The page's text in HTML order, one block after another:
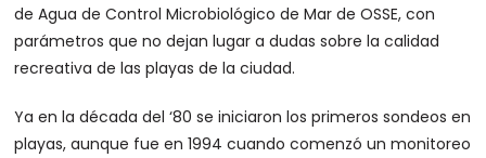
de Agua de Control Microbiológico de Mar de OSSE, con
parámetros que no dejan lugar a dudas sobre la calidad
recreativa de las playas de la ciudad.
Ya en la década del ‘80 se iniciaron los primeros sondeos en
playas, aunque fue en 1994 cuando comenzó un monitoreo